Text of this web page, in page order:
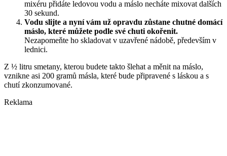
mixéru přidáte ledovou vodu a máslo necháte mixovat dalších
30 sekund.
Vodu slijte a nyní vám už opravdu zůstane chutné domácí
máslo, které můžete podle své chuti okořenit.
Nezapomeňte ho skladovat v uzavřené nádobě, především v
lednici.
Z ½ litru smetany, kterou budete takto šlehat a měnit na máslo,
vznikne asi 200 gramů másla, které bude připravené s láskou a s
chutí zkonzumované.
Reklama